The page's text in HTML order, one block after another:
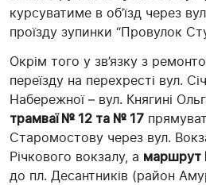
курсуватиме в об’їзд через
проїзду зупинки “Провулок
Окрім того у зв’язку з
переїзду на перехресті вул.
Набережної – вул. Княгині
трамваї № 12 та № 17
Старомостову через вул.
Річкового вокзалу, а маршрут
до пл. Десантників (район